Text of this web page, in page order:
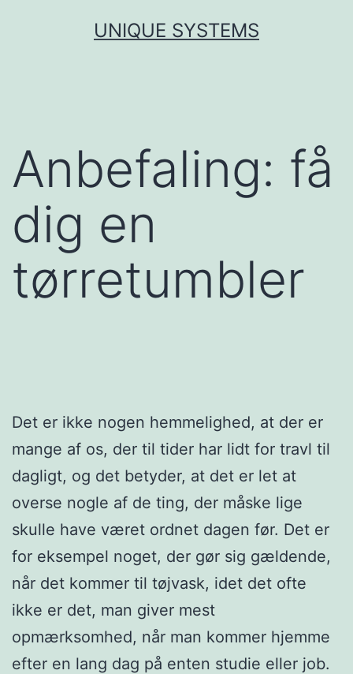
UNIQUE SYSTEMS
Anbefaling: få
dig en
tørretumbler
Det er ikke nogen hemmelighed, at der er
mange af os, der til tider har lidt for travl til
dagligt, og det betyder, at det er let at
overse nogle af de ting, der måske lige
skulle have været ordnet dagen før. Det er
for eksempel noget, der gør sig gældende,
når det kommer til tøjvask, idet det ofte
ikke er det, man giver mest
opmærksomhed, når man kommer hjemme
efter en lang dag på enten studie eller job.